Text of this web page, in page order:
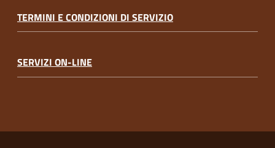
TERMINI E CONDIZIONI DI SERVIZIO
SERVIZI ON-LINE